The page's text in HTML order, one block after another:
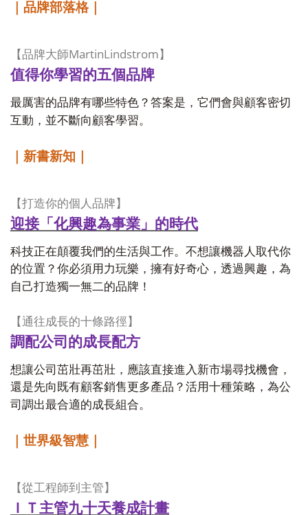
｜品牌部落格｜
【品牌大師MartinLindstrom 】
值得你學習的五個品牌
最厲害的品牌有哪些特色？答案是，它們會與顧客密切
互動，並不斷向顧客學習。
｜新書新知｜
【打造你的個人品牌】
迎接「化興趣為事業」的時代
科技正在顛覆我們的生活與工作。不想讓機器人取代你
的位置？你必須用力玩樂，擁有好奇心，透過興趣，為
自己打造獨一無二的品牌！
【通往成長的十條路徑】
調配公司的成長配方
想讓公司茁壯再茁壯，應該直接進入新市場尋找機會，
還是先向既有顧客銷售更多產品？活用十種策略，為公
司調出最合適的成長組合。
｜世界級智慧｜
【從工程師到主管】
ＩＴ主管九十天養成計畫